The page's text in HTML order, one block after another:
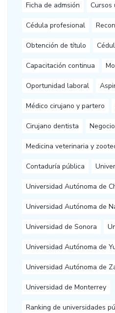
Ficha de admsión Cursos
Cédula profesional
Obtención de título
Capacitación continua
Oportunidad laboral
Médico cirujano y partero
Cirujano dentista
Medicina veterinaria y
Contaduría pública
Universidad Autónoma de
Universidad Autónoma de
Universidad de Sonora
Universidad Autónoma de
Universidad Autónoma de
Universidad de Monterrey
Ranking de universidades